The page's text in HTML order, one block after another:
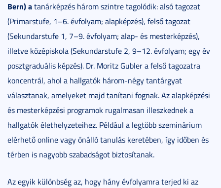
Bern) atanárképzés három szintre tagolódik: alsó tagozat
(Primarstufe, 1–6. évfolyam; alapképzés), felső tagozat
(Sekundarstufe 1, 7–9. évfolyam; alap- és mesterképzés),
illetve középiskola (Sekundarstufe 2, 9–12. évfolyam; egy év
posztgraduális képzés). Dr. Moritz Gubler a felső tagozatra
koncentrál, ahol a hallgatók három-négy tantárgyat
választanak, amelyeket majd tanítani fognak. Az alapképzési
és mesterképzési programok rugalmasan illeszkednek a
hallgatók élethelyzeteihez. Például a legtöbb szeminárium
elérhető online vagy önálló tanulás keretében, így időben és
térben is nagyobb szabadságot biztosítanak.
Az egyik különbség az, hogy hány évfolyamra terjed ki az